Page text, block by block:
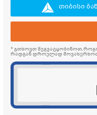
თიბისი
* გთხოვთ შეგვატყობინოთ,
რადგან დროულად მოვახერხოთ